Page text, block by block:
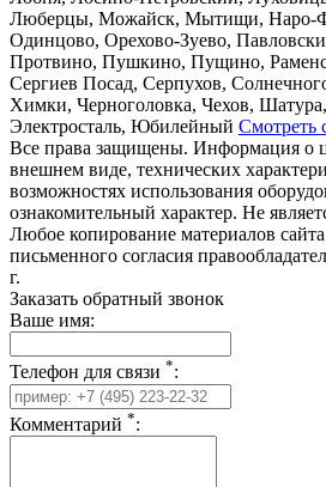
Люберцы, Можайск, Мытищи, Наро-
Одинцово, Орехово-Зуево,
Протвино, Пушкино, Пущино,
Сергиев Посад, Серпухов,
Химки, Черноголовка, Чехов,
Электросталь, Юбилейный Смотреть
Все права защищены. Информация о
внешнем виде, технических
возможностях использования
ознакомительный характер. Не
Любое копирование материалов
письменного согласия
г.
Заказать обратный звонок
Ваше имя:
Телефон для связи *:
Комментарий *: